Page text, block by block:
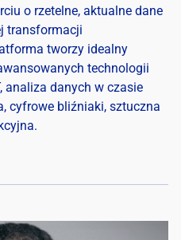
o rzetelne, aktualne dane
transformacji
tworzy idealny
technologii
analiza danych w czasie
cyfrowe bliźniaki, sztuczna